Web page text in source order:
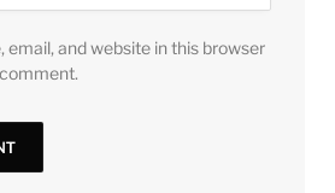
email, and website in this browser